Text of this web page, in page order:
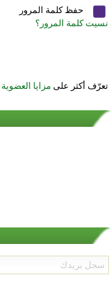
حفظ كلمة المرور
نسيت كلمة المرور؟
تعرّف أكثر على مزايا العضوية